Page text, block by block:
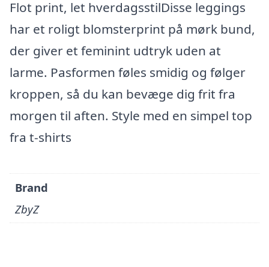
Flot print, let hverdagsstilDisse leggings
har et roligt blomsterprint på mørk bund,
der giver et feminint udtryk uden at
larme. Pasformen føles smidig og følger
kroppen, så du kan bevæge dig frit fra
morgen til aften. Style med en simpel top
fra t-shirts
Brand
ZbyZ